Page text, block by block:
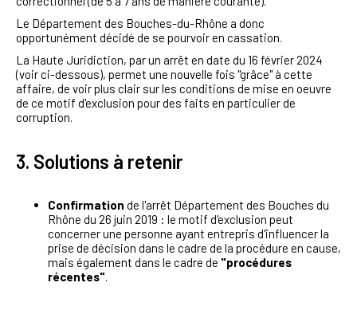
Le Département des Bouches-du-Rhône a donc
opportunément décidé de se pourvoir en cassation.
La Haute Juridiction, par un arrêt en date du 16 février 2024
(voir ci-dessous), permet une nouvelle fois "grâce" à cette
affaire, de voir plus clair sur les conditions de mise en oeuvre
de ce motif d'exclusion pour des faits en particulier de
corruption.
3. Solutions à retenir
Confirmation de l'arrêt Département des Bouches du
Rhône du 26 juin 2019 : le motif d'exclusion peut
concerner une personne ayant entrepris d'influencer la
prise de décision dans le cadre de la procédure en cause,
mais également dans le cadre de "procédures
récentes".